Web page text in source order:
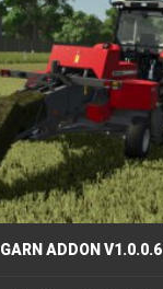
GARN ADDON V1.0.0.6